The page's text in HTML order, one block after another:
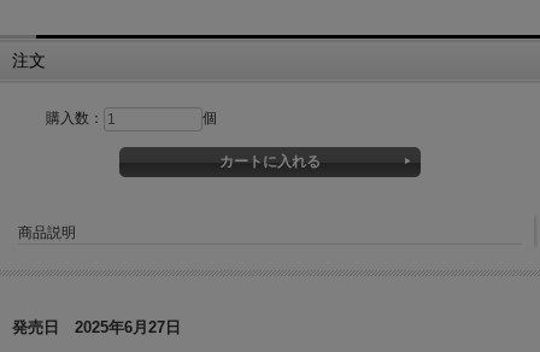
注文
購入数： 個
商品説明
発売日 2025年6月27日